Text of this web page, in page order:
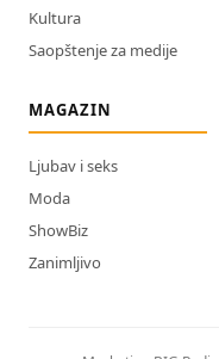
Kultura
Saopštenje za medije
MAGAZIN
Ljubav i seks
Moda
ShowBiz
Zanimljivo